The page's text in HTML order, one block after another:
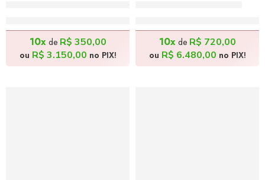
10xde R$ 350,00
ou R$ 3.150,00 no PIX!
10xde R$ 720,00
ou R$ 6.480,00 no PIX!